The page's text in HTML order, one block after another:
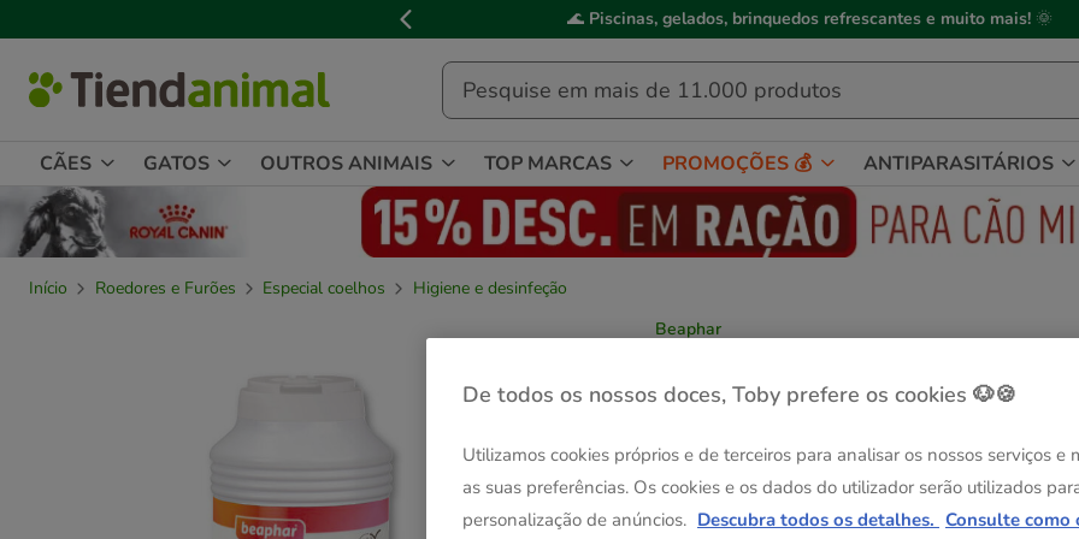
de
mensagem,
🌊 Piscinas, gelados, brinquedos refrescantes e muito mais! 🌞
CÃES GATOS OUTROS ANIMAIS TOP MARCAS PROMOÇÕES 💰 ANTIPARASITÁRIOS
Início Roedores e Furões Especial coelhos
Higiene e desinfeção
Beaphar
roedores
Ver descrição
Formato:600 g
600 g
Até - 8€!
De todos os nossos doces, Toby prefere os cookies 🐶🍪
Utilizamos cookies próprios e de terceiros para analisar os nossos serviços e
as suas preferências. Os cookies e os dados do utilizador serão utilizados
personalização de anúncios. Descubra todos os detalhes. Consulte como